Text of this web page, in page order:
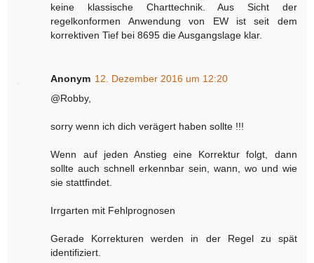
keine klassische Charttechnik. Aus Sicht der
regelkonformen Anwendung von EW ist seit dem
korrektiven Tief bei 8695 die Ausgangslage klar.
Anonym 12. Dezember 2016 um 12:20
@Robby,
sorry wenn ich dich verägert haben sollte !!!
Wenn auf jeden Anstieg eine Korrektur folgt, dann
sollte auch schnell erkennbar sein, wann, wo und wie
sie stattfindet.
Irrgarten mit Fehlprognosen
Gerade Korrekturen werden in der Regel zu spät
identifiziert.